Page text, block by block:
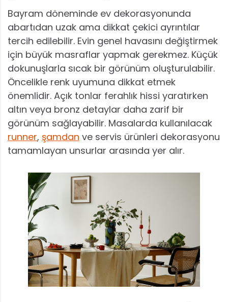
Bayram döneminde ev dekorasyonunda
abartıdan uzak ama dikkat çekici ayrıntılar
tercih edilebilir. Evin genel havasını değiştirmek
için büyük masraflar yapmak gerekmez. Küçük
dokunuşlarla sıcak bir görünüm oluşturulabilir.
Öncelikle renk uyumuna dikkat etmek
önemlidir. Açık tonlar ferahlık hissi yaratırken
altın veya bronz detaylar daha zarif bir
görünüm sağlayabilir. Masalarda kullanılacak
runner, şamdan ve servis ürünleri dekorasyonu
tamamlayan unsurlar arasında yer alır.